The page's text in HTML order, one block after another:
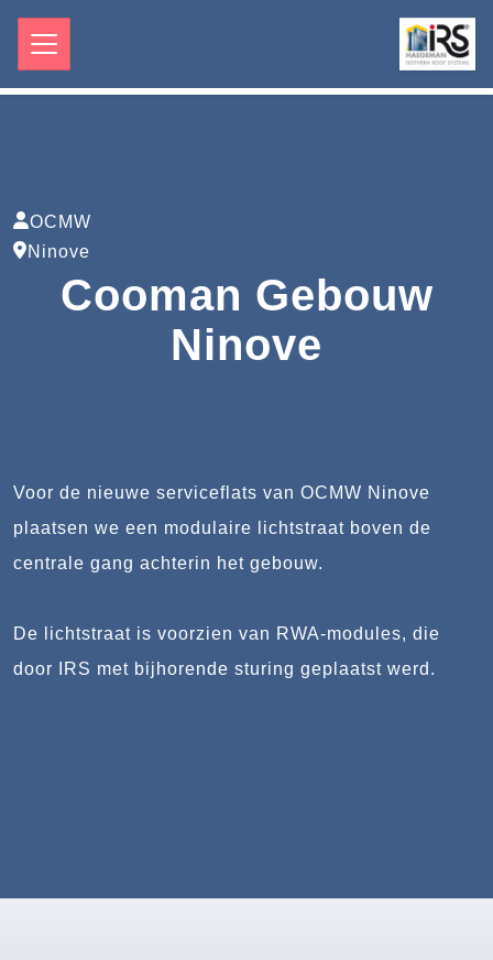
OCMW
Ninove
Cooman Gebouw
Ninove
Voor de nieuwe serviceflats van OCMW Ninove
plaatsen we een modulaire lichtstraat boven de
centrale gang achterin het gebouw.
De lichtstraat is voorzien van RWA-modules, die
door IRS met bijhorende sturing geplaatst werd.